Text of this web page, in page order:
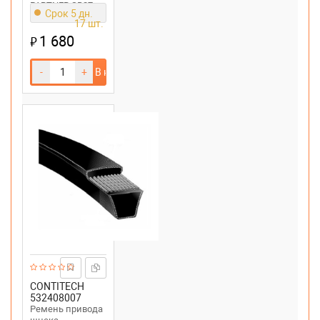
PARTNER SB27
Срок 5 дн.
17 шт.
₽1 680
- + В корзину
CONTITECH
532408007
Ремень привода